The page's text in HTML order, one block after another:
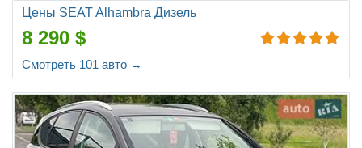
Цены SEAT Alhambra Дизель
8 290 $
Смотреть 101 авто →